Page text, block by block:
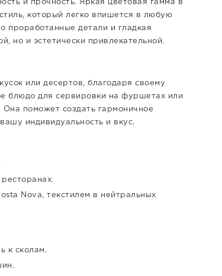
и прочность. Яркая цветовая гамма в
который легко впишется в любую
проработанные детали и гладкая
но и эстетически привлекательной.
или десертов, благодаря своему
блюдо для сервировки на фуршетах или
поможет создать гармоничное
индивидуальность и вкус.
Nova, текстилем в нейтральных
к сколам.